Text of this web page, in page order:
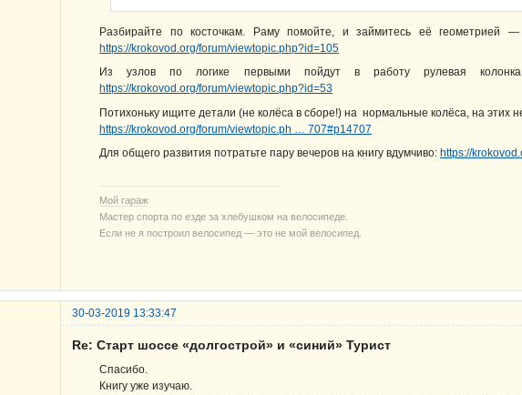
Разбирайте по косточкам. Раму помойте, и займитесь её геометрией
https://krokovod.org/forum/viewtopic.php?id=105
Из узлов по логике первыми пойдут в работу рулевая
https://krokovod.org/forum/viewtopic.php?id=53
Потихоньку ищите детали (не колёса в сборе!) на нормальные колёса, на этих
https://krokovod.org/forum/viewtopic.ph … 707#p14707
Для общего развития потратьте пару вечеров на книгу вдумчиво: https://
Мой гараж
Мастер спорта по езде за хлебушком на велосипеде.
Если не я построил велосипед — это не мой велосипед.
30-03-2019 13:33:47
Re: Старт шоссе «долгострой» и «синий» Турист
Спасибо.
Книгу уже изучаю.